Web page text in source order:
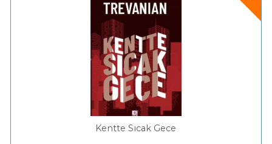
Kentte Sıcak Gece